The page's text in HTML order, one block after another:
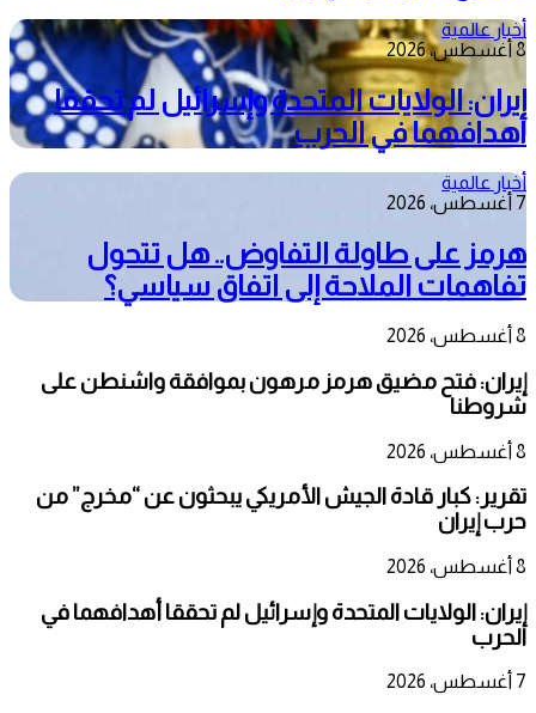
أخبار عالمية
8 أغسطس، 2026
إيران: الولايات المتحدة وإسرائيل لم تحققا
أهدافهما في الحرب
أخبار عالمية
7 أغسطس، 2026
هرمز على طاولة التفاوض.. هل تتحول
تفاهمات الملاحة إلى اتفاق سياسي؟
8 أغسطس، 2026
إيران: فتح مضيق هرمز مرهون بموافقة واشنطن على
شروطنا
8 أغسطس، 2026
تقرير: كبار قادة الجيش الأمريكي يبحثون عن “مخرج” من
حرب إيران
8 أغسطس، 2026
إيران: الولايات المتحدة وإسرائيل لم تحققا أهدافهما في
الحرب
7 أغسطس، 2026